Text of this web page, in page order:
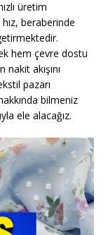
üretim
beraberinde
hem çevre dostu
akışını
pazarı
bilmeniz
ele alacağız.